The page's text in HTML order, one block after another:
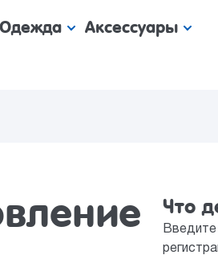
Одежда Аксессуары
Что
Введите